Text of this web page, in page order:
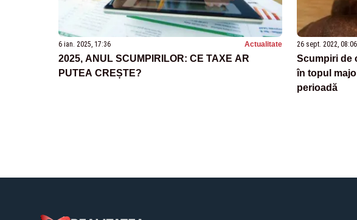
6 ian. 2025, 17:36 Actualitate
2025, ANUL SCUMPIRILOR: CE TAXE AR
PUTEA CREȘTE?
26 sept. 2022, 08:06
Scumpiri de
în topul
perioadă